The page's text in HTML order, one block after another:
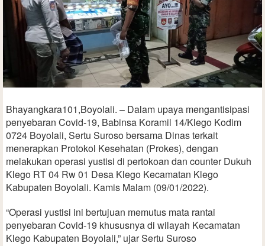
Bhayangkara101,Boyolali. – Dalam upaya mengantisipasi
penyebaran Covid-19, Babinsa Koramil 14/Klego Kodim
0724 Boyolali, Sertu Suroso bersama Dinas terkait
menerapkan Protokol Kesehatan (Prokes), dengan
melakukan operasi yustisi di pertokoan dan counter Dukuh
Klego RT 04 Rw 01 Desa Klego Kecamatan Klego
Kabupaten Boyolali. Kamis Malam (09/01/2022).
“Operasi yustisi ini bertujuan memutus mata rantai
penyebaran Covid-19 khususnya di wilayah Kecamatan
Klego Kabupaten Boyolali,” ujar Sertu Suroso